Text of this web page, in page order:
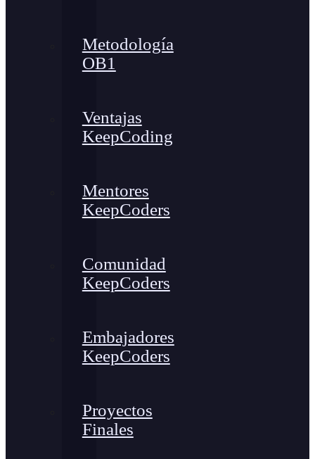
Metodología
OB1
Ventajas
KeepCoding
Mentores
KeepCoders
Comunidad
KeepCoders
Embajadores
KeepCoders
Proyectos
Finales